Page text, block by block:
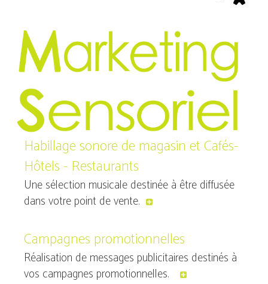
Habillage sonore de magasin et Cafés-
Hôtels - Restaurants
Une sélection musicale destinée à être diffusée
dans votre point de vente.
Campagnes promotionnelles
Réalisation de messages publicitaires destinés à
vos campagnes promotionnelles.